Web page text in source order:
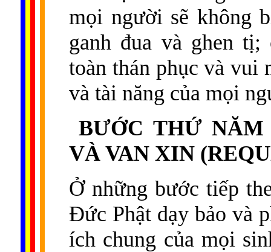
mọi người sẽ không
ganh đua và ghen tị;
toàn thán phục và vui
và tài năng của mọi
BƯỚC THỨ
VÀ VAN XIN
Ở những bước tiếp
Đức Phật dạy bảo và
ích chung của mọi